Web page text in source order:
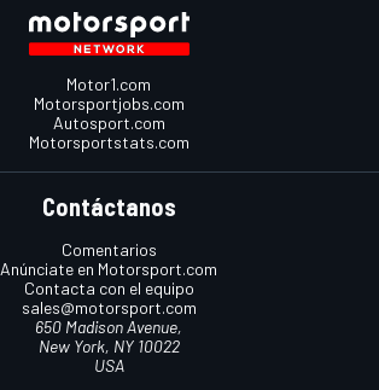
Motor1.com
Motorsportjobs.com
Autosport.com
Motorsportstats.com
Contáctanos
Comentarios
Anúnciate en Motorsport.com
Contacta con el equipo
sales@motorsport.com
650 Madison Avenue,
New York, NY 10022
USA